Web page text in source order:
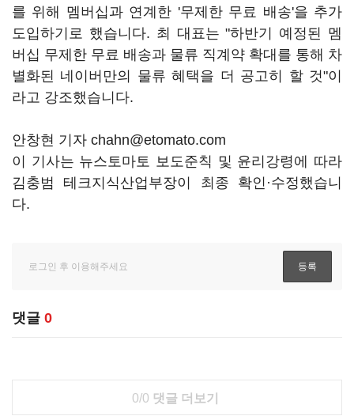
를 위해 멤버십과 연계한 '무제한 무료 배송'을 추가
도입하기로 했습니다. 최 대표는 "하반기 예정된 멤
버십 무제한 무료 배송과 물류 직계약 확대를 통해 차
별화된 네이버만의 물류 혜택을 더 공고히 할 것"이
라고 강조했습니다.
안창현 기자 chahn@etomato.com
이 기사는 뉴스토마토 보도준칙 및 윤리강령에 따라
김충범 테크지식산업부장이 최종 확인·수정했습니
다.
댓글 0
0/0 댓글 더보기